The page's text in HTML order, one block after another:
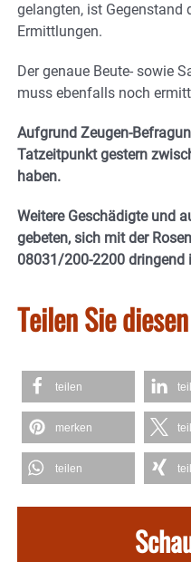
gelangten, ist Gegenstand
Ermittlungen.
Der genaue Beute- sowie
muss ebenfalls noch
Aufgrund Zeugen-
Tatzeitpunkt gestern
haben.
Weitere Geschädigte und
gebeten, sich mit der
08031/200-2200 dringend
Teilen Sie
teilen
merken
teilen